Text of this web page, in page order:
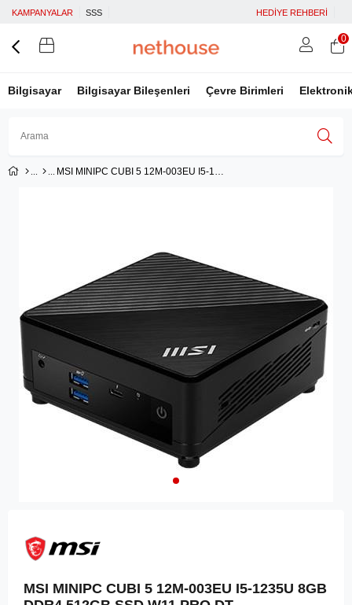
KAMPANYALAR SSS HEDİYE REHBERİ
Bilgisayar Bilgisayar Bileşenleri Çevre Birimleri
0
MSI MINIPC CUBI 5 12M-003EU I5-1235U 8GB DDR4 512GB SSD W11 PRO DT
MSI MINIPC CUBI 5 12M-003EU I5-1235U 8GB